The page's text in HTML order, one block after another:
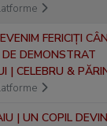
FERICIȚI
DEMONSTRAT
| CELEBRU &
| UN COPIL